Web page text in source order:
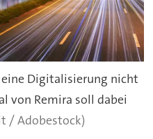
Digitalisierung nicht
von Remira soll dabei
/ Adobestock)